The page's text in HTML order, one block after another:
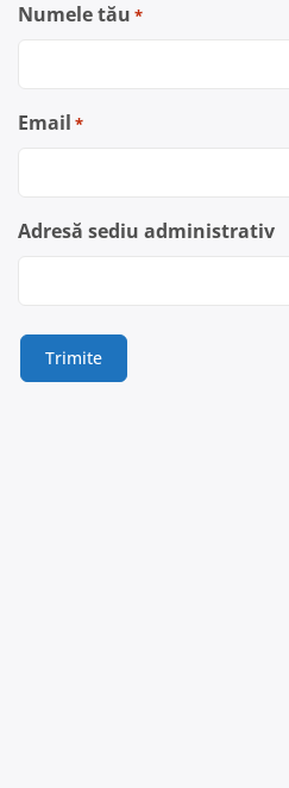
Numele tău *
Email *
Adresă sediu administrativ